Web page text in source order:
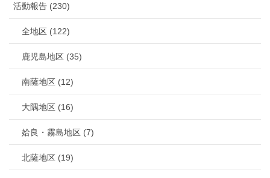
活動報告 (230)
全地区 (122)
鹿児島地区 (35)
南薩地区 (12)
大隅地区 (16)
姶良・霧島地区 (7)
北薩地区 (19)